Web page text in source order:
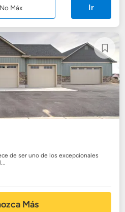
Ir
de ser uno de los excepcionales
Más